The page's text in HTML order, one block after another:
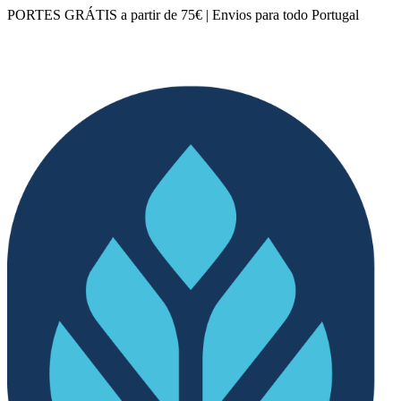
PORTES GRÁTIS a partir de 75€ | Envios para todo Portugal